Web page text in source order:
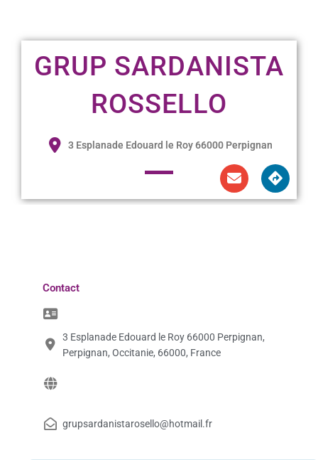
GRUP SARDANISTA
ROSSELLO
3 Esplanade Edouard le Roy 66000 Perpignan
Contact
3 Esplanade Edouard le Roy 66000 Perpignan,
Perpignan, Occitanie, 66000, France
grupsardanistarosello@hotmail.fr